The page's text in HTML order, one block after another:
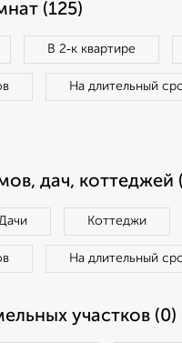
(125)
В 2‑к квартире
На длительный
дач, коттеджей
Коттеджи
На длительный
участков (0)